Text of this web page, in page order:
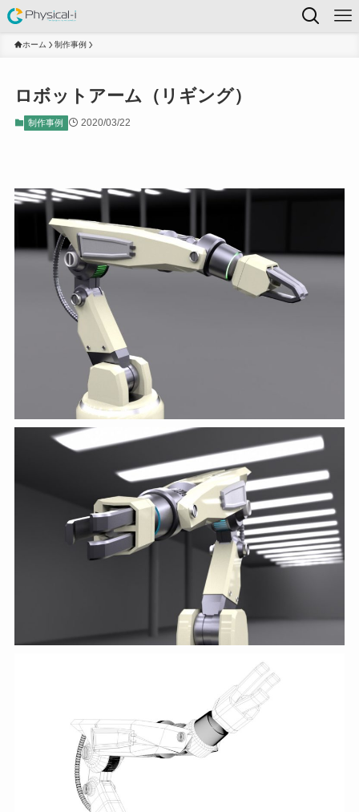
ホーム 制作事例
ロボットアーム（リギング）
制作事例 2020/03/22